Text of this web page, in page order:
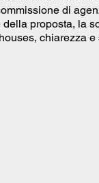
di
proposta, la
chiarezza